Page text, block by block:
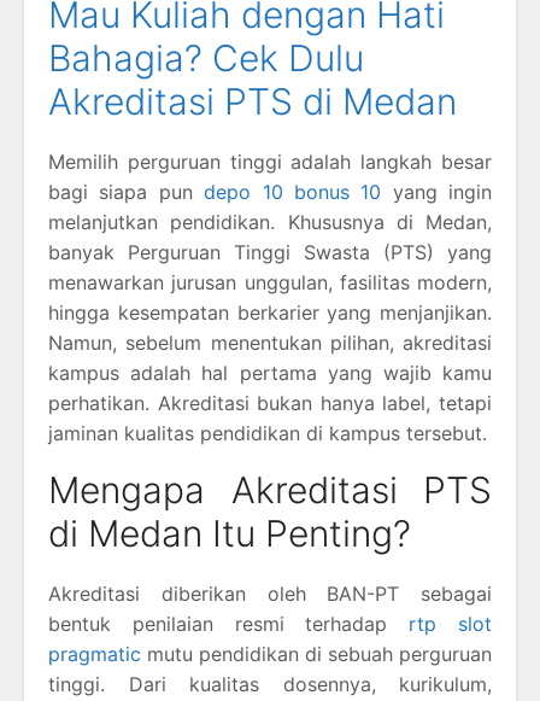
Mau Kuliah dengan Hati
Bahagia? Cek Dulu
Akreditasi PTS di Medan
Memilih perguruan tinggi adalah langkah besar
bagi siapa pundepo 10 bonus 10 yang ingin
melanjutkan pendidikan. Khususnya di Medan,
banyak Perguruan Tinggi Swasta (PTS) yang
menawarkan jurusan unggulan, fasilitas modern,
hingga kesempatan berkarier yang menjanjikan.
Namun, sebelum menentukan pilihan, akreditasi
kampus adalah hal pertama yang wajib kamu
perhatikan. Akreditasi bukan hanya label, tetapi
jaminan kualitas pendidikan di kampus tersebut.
Mengapa Akreditasi PTS
di Medan Itu Penting?
Akreditasi diberikan oleh BAN-PT sebagai
bentuk penilaian resmi terhadap rtp slot
pragmatic mutu pendidikan di sebuah perguruan
tinggi. Dari kualitas dosennya, kurikulum,